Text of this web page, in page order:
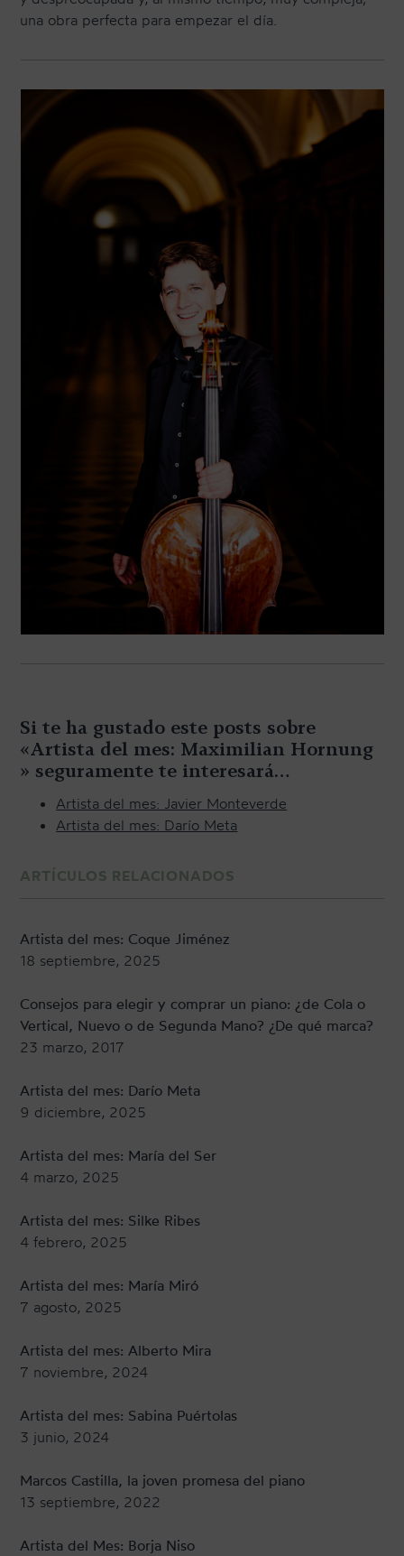
una obra perfecta para empezar el día.
Si te ha gustado este posts sobre
«Artista del mes: Maximilian Hornung
» seguramente te interesará…
Artista del mes: Javier Monteverde
Artista del mes: Darío Meta
ARTÍCULOS RELACIONADOS
Artista del mes: Coque Jiménez
18 septiembre, 2025
Consejos para elegir y comprar un piano: ¿de Cola o
Vertical, Nuevo o de Segunda Mano? ¿De qué marca?
23 marzo, 2017
Artista del mes: Darío Meta
9 diciembre, 2025
Artista del mes: María del Ser
4 marzo, 2025
Artista del mes: Silke Ribes
4 febrero, 2025
Artista del mes: María Miró
7 agosto, 2025
Artista del mes: Alberto Mira
7 noviembre, 2024
Artista del mes: Sabina Puértolas
3 junio, 2024
Marcos Castilla, la joven promesa del piano
13 septiembre, 2022
Artista del Mes: Borja Niso